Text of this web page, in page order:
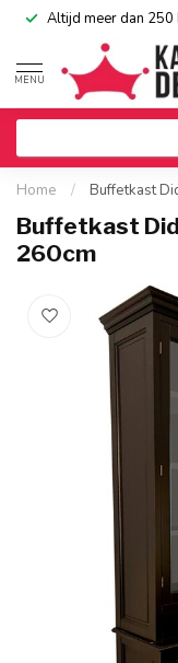
Altijd meer dan
MENU
Home / Buffetkast
Buffetkast
260cm